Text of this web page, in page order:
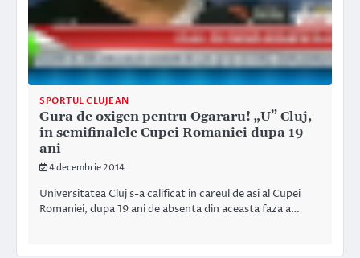
SPORTUL CLUJEAN
Gura de oxigen pentru Ogararu! „U” Cluj,
in semifinalele Cupei Romaniei dupa 19
ani
4 decembrie 2014
Universitatea Cluj s-a calificat in careul de asi al Cupei
Romaniei, dupa 19 ani de absenta din aceasta faza a…